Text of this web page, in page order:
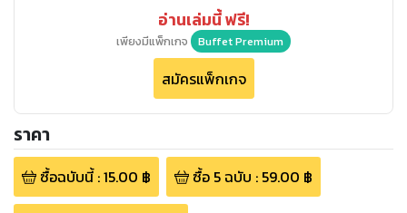
อ่านเล่มนี้ ฟรี!
เพียงมีแพ็กเกจ Buffet Premium
สมัครแพ็กเกจ
ราคา
ซื้อฉบับนี้:15.00 ฿ ซื้อ 5ฉบับ : 59.00 ฿